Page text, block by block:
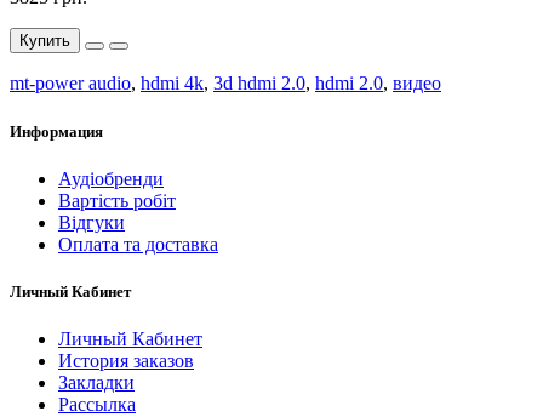
Купить
mt-power audio, hdmi 4k, 3d hdmi 2.0, hdmi 2.0, видео
Информация
Аудіобренди
Вартість робіт
Відгуки
Оплата та доставка
Личный Кабинет
Личный Кабинет
История заказов
Закладки
Рассылка